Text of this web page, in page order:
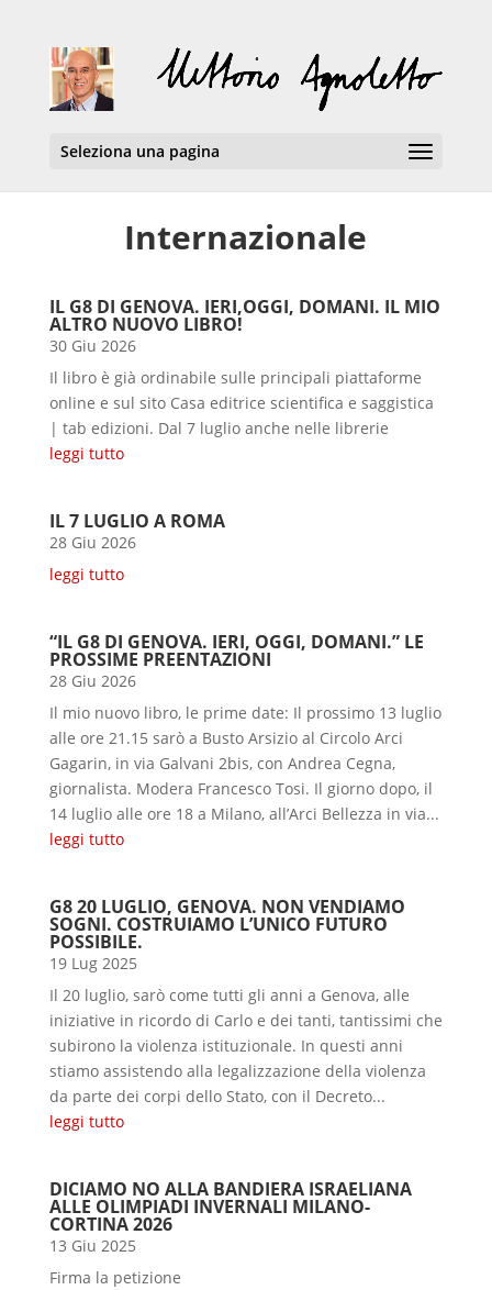
Seleziona una pagina
Internazionale
IL G8 DI GENOVA. IERI,OGGI, DOMANI. IL MIO
ALTRO NUOVO LIBRO!
30 Giu 2026
Il libro è già ordinabile sulle principali piattaforme
online e sul sito Casa editrice scientifica e saggistica
| tab edizioni. Dal 7 luglio anche nelle librerie
leggi tutto
IL 7 LUGLIO A ROMA
28 Giu 2026
leggi tutto
“IL G8 DI GENOVA. IERI, OGGI, DOMANI.” LE
PROSSIME PREENTAZIONI
28 Giu 2026
Il mio nuovo libro, le prime date: Il prossimo 13 luglio
alle ore 21.15 sarò a Busto Arsizio al Circolo Arci
Gagarin, in via Galvani 2bis, con Andrea Cegna,
giornalista. Modera Francesco Tosi. Il giorno dopo, il
14 luglio alle ore 18 a Milano, all’Arci Bellezza in via...
leggi tutto
G8 20 LUGLIO, GENOVA. NON VENDIAMO
SOGNI. COSTRUIAMO L’UNICO FUTURO
POSSIBILE.
19 Lug 2025
Il 20 luglio, sarò come tutti gli anni a Genova, alle
iniziative in ricordo di Carlo e dei tanti, tantissimi che
subirono la violenza istituzionale. In questi anni
stiamo assistendo alla legalizzazione della violenza
da parte dei corpi dello Stato, con il Decreto...
leggi tutto
DICIAMO NO ALLA BANDIERA ISRAELIANA
ALLE OLIMPIADI INVERNALI MILANO-
CORTINA 2026
13 Giu 2025
Firma la petizione